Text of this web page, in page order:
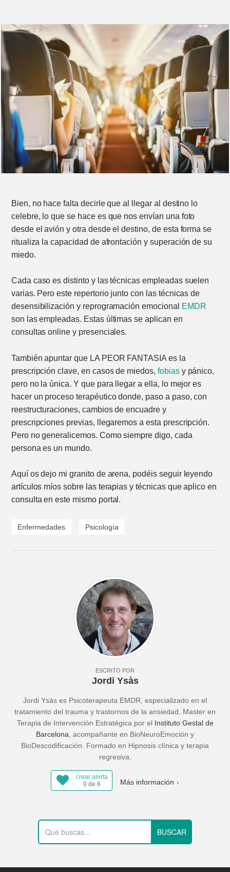
Bien, no hace falta decirle que al llegar al destino lo
celebre, lo que se hace es que nos envían una foto
desde el avión y otra desde el destino, de esta forma se
ritualiza la capacidad de afrontación y superación de su
miedo.
Cada caso es distinto y las técnicas empleadas suelen
varias. Pero este repertorio junto con las técnicas de
desensibilización y reprogramación emocional
EMDR
son las empleadas. Estas últimas se aplican en
consultas online y presenciales.
También apuntar que LA PEOR FANTASIA es la
prescripción clave, en casos de miedos, fobiasy pánico,
pero no la única. Y que para llegar a ella, lo mejor es
hacer un proceso terapéutico donde, paso a paso, con
reestructuraciones, cambios de encuadre y
prescripciones previas, llegaremos a esta prescripción.
Pero no generalicemos. Como siempre digo, cada
persona es un mundo.
Aquí os dejo mi granito de arena, podéis seguir leyendo
artículos míos sobre las terapias y técnicas que aplico en
consulta en este mismo portal.
Enfermedades Psicología
ESCRITO POR
Jordi Ysàs
Jordi Ysàs es Psicoterapeuta EMDR, especializado en el
tratamiento del trauma y trastornos de la ansiedad, Master en
Terapia de Intervención Estratégica por el Instituto Gestal de
Barcelona , acompañante en BioNeuroEmoción y
BioDescodificación. Formado en Hipnosis clínica y terapia
regresiva.
crear alerta
0 de 6
Más información